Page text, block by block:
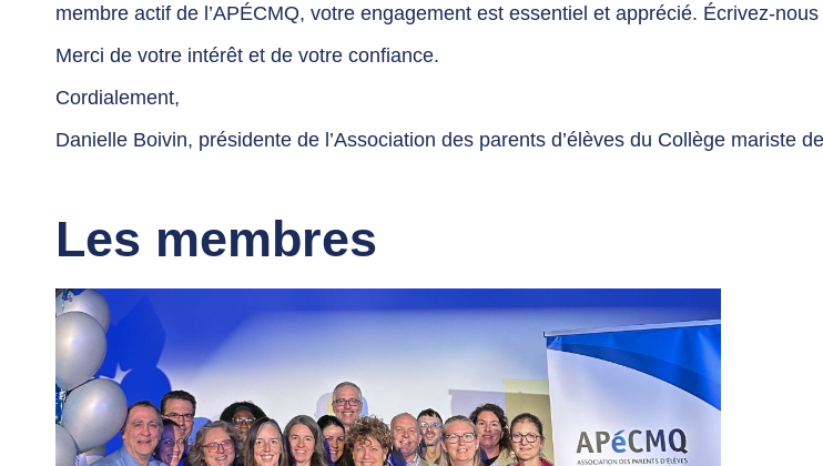
membre actif de l’APÉCMQ, votre engagement est essentiel et apprécié. Écrivez-nous
Merci de votre intérêt et de votre confiance.
Cordialement,
Danielle Boivin, présidente de l’Association des parents d’élèves du Collège mariste
Les membres